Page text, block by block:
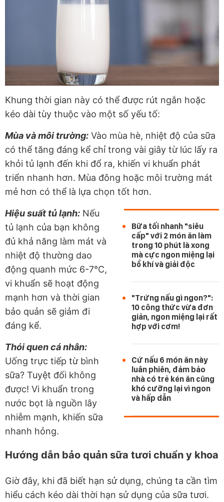
Khung thời gian này có thể được rút ngắn hoặc
kéo dài tùy thuộc vào một số yếu tố:
Mùa và môi trường: Vào mùa hè, nhiệt độ của sữa
có thể tăng đáng kể chỉ trong vài giây từ lúc lấy ra
khỏi tủ lạnh đến khi đổ ra, khiến vi khuẩn phát
triển nhanh hơn. Mùa đông hoặc môi trường mát
mẻ hơn có thể là lựa chọn tốt hơn.
Bữa tối nhanh "siêu
cấp" với 2 món ăn làm
trong 10 phút là xong
mà cực ngon miệng lại
bổ khí và giải độc
"Trứng nấu gì ngon?":
10 công thức vừa đơn
giản, ngon miệng lại rất
hợp với cơm!
Cứ nấu 6 món ăn này
luân phiên, đảm bảo
nhà có trẻ kén ăn cũng
khó cưỡng lại vì ngon
và hấp dẫn
Hiệu suất tủ lạnh: Nếu
tủ lạnh của bạn không
đủ khả năng làm mát và
nhiệt độ thường dao
động quanh mức 6-7°C,
vi khuẩn sẽ hoạt động
mạnh hơn và thời gian
bảo quản sẽ giảm đi
đáng kể.
Thói quen cá nhân:
Uống trực tiếp từ bình
sữa? Tuyệt đối không
được! Vi khuẩn trong
nước bọt là nguồn lây
nhiễm mạnh, khiến sữa
nhanh hỏng.
Hướng dẫn bảo quản sữa tươi chuẩn y khoa
Giờ đây, khi đã biết hạn sử dụng, chúng ta cần tìm
hiểu cách kéo dài thời hạn sử dụng của sữa tươi.